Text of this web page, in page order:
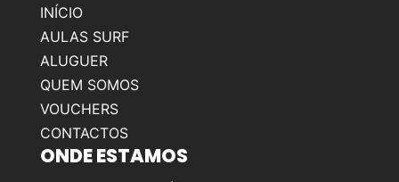
INÍCIO
AULAS SURF
ALUGUER
QUEM SOMOS
VOUCHERS
CONTACTOS
ONDE ESTAMOS